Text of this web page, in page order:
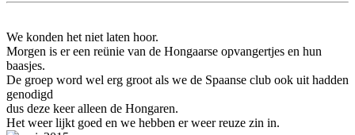
We konden het niet laten hoor.
Morgen is er een reünie van de Hongaarse opvangertjes en hun
baasjes.
De groep word wel erg groot als we de Spaanse club ook uit hadden
genodigd
dus deze keer alleen de Hongaren.
Het weer lijkt goed en we hebben er weer reuze zin in.